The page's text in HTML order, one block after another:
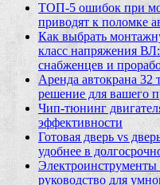
ТОП-5 ошибок при
приводят к поломке
Как выбрать
класс напряжения ВЛ:
снабженцев и
Аренда автокрана 32
решение для вашего
Чип‑тюнинг
эффективности
Готовая дверь vs
удобнее в
руководство для